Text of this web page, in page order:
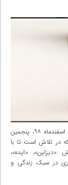
پنجمین شماره‌ی فصلنامه طراحان ایده منتشر شد. یکم اسفندماه ۹۸، پنجمین
در تلاش است تا با
«دیزاین»، «ایده»،
در سبک زندگی و